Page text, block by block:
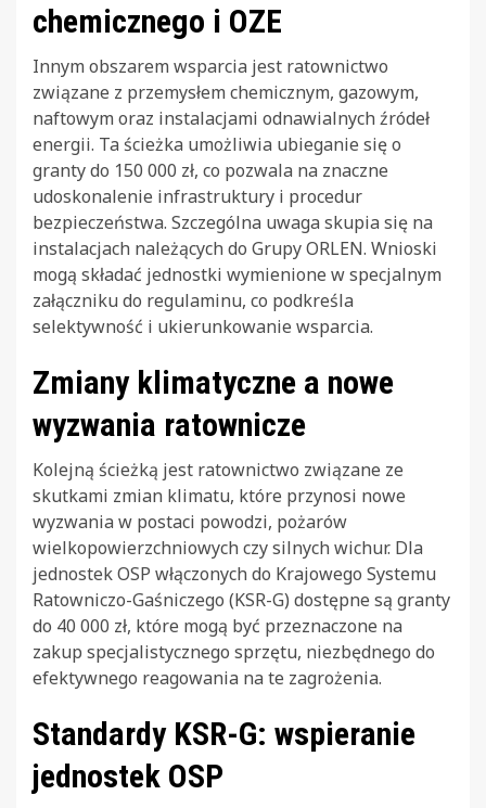
chemicznego i OZE
Innym obszarem wsparcia jest ratownictwo
związane z przemysłem chemicznym, gazowym,
naftowym oraz instalacjami odnawialnych źródeł
energii. Ta ścieżka umożliwia ubieganie się o
granty do 150 000 zł, co pozwala na znaczne
udoskonalenie infrastruktury i procedur
bezpieczeństwa. Szczególna uwaga skupia się na
instalacjach należących do Grupy ORLEN. Wnioski
mogą składać jednostki wymienione w specjalnym
załączniku do regulaminu, co podkreśla
selektywność i ukierunkowanie wsparcia.
Zmiany klimatyczne a nowe
wyzwania ratownicze
Kolejną ścieżką jest ratownictwo związane ze
skutkami zmian klimatu, które przynosi nowe
wyzwania w postaci powodzi, pożarów
wielkopowierzchniowych czy silnych wichur. Dla
jednostek OSP włączonych do Krajowego Systemu
Ratowniczo-Gaśniczego (KSR-G) dostępne są granty
do 40 000 zł, które mogą być przeznaczone na
zakup specjalistycznego sprzętu, niezbędnego do
efektywnego reagowania na te zagrożenia.
Standardy KSR-G: wspieranie
jednostek OSP